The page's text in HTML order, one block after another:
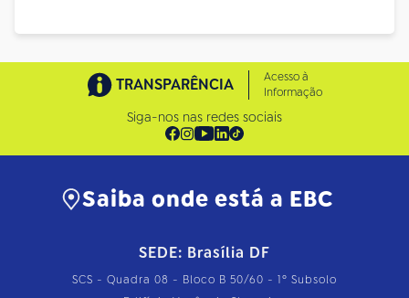
TRANSPARÊNCIA
Acesso à
Informação
Siga-nos nas redes sociais
Saiba onde está a EBC
SEDE: Brasília DF
SCS - Quadra 08 - Bloco B 50/60 - 1º Subsolo